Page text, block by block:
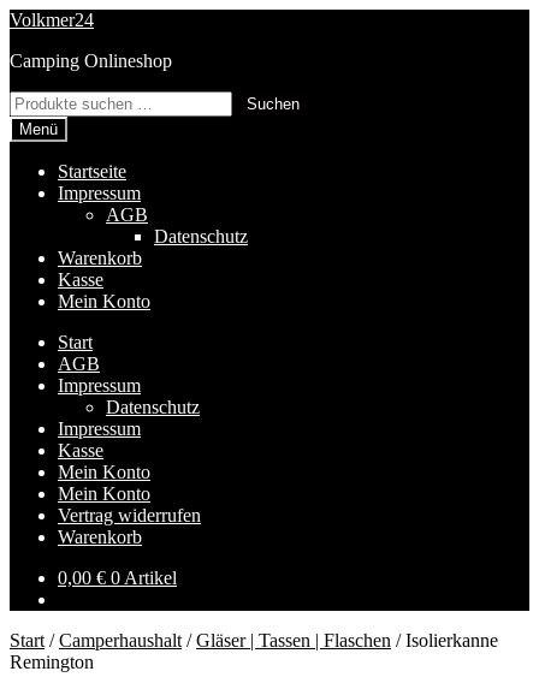
Zur
springen
Zum
springen
Volkmer24
Camping Onlineshop
Suchen
nach:
Suchen
Menü
Startseite
Impressum
AGB
Datenschutz
Warenkorb
Kasse
Mein Konto
Start
AGB
Impressum
Datenschutz
Impressum
Kasse
Mein Konto
Mein Konto
Vertrag widerrufen
Warenkorb
0,00 € 0 Artikel
Start /Camperhaushalt /Gläser | Tassen | Flaschen /Isolierkanne
Remington